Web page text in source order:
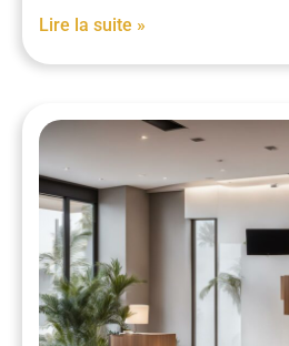
Lire la suite »